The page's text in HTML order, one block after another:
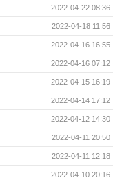
2022-04-22 08:36
2022-04-18 11:56
2022-04-16 16:55
2022-04-16 07:12
2022-04-15 16:19
2022-04-14 17:12
2022-04-12 14:30
2022-04-11 20:50
2022-04-11 12:18
2022-04-10 20:16